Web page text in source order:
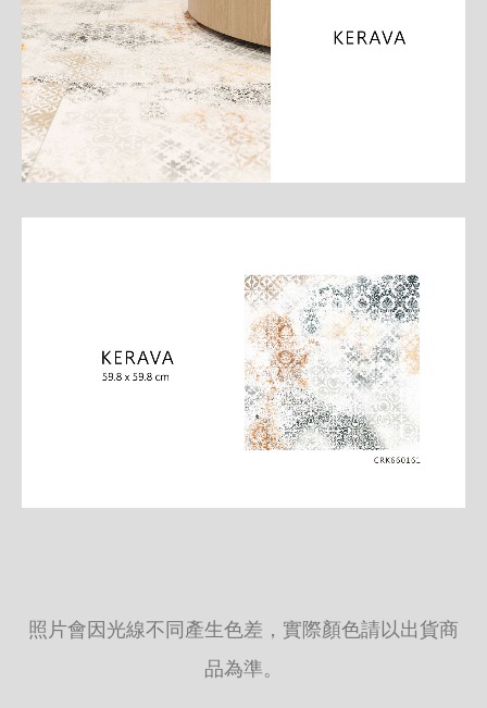
照片會因光線不同產生色差，實際顏色請以出貨商
品為準。